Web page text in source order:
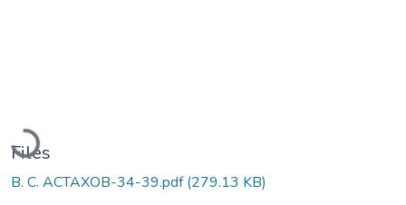
Loading...
Files
В. С. АСТАХОВ-34-39.pdf(279.13 KB)